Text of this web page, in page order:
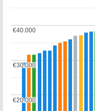
€20.000
€20.000
€30.000
€30.000
€40.000
€40.000